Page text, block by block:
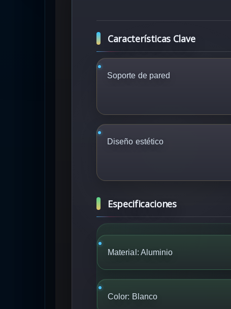
Características Clave
Soporte de pared
Diseño estético
Especificaciones
Material: Aluminio
Color: Blanco